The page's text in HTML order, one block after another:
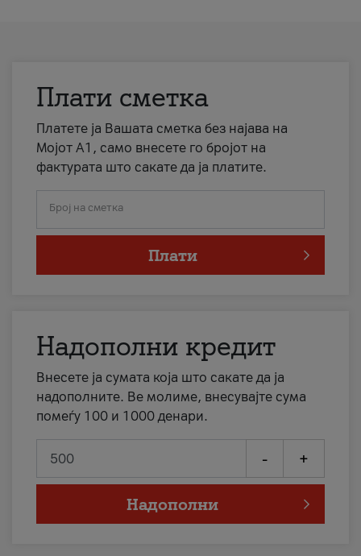
Плати сметка
Платете ја Вашата сметка без најава на
Мојот А1, само внесете го бројот на
фактурата што сакате да ја платите.
Број на сметка
Плати
Надополни кредит
Внесете ја сумата која што сакате да ја
надополните. Ве молиме, внесувајте сума
помеѓу 100 и 1000 денари.
- +
Надополни